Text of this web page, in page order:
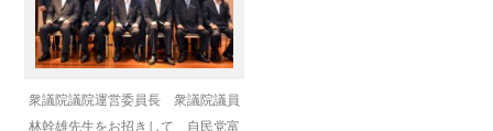
衆議院議院運営委員長 衆議院議員
林幹雄先生をお招きして 自民党富